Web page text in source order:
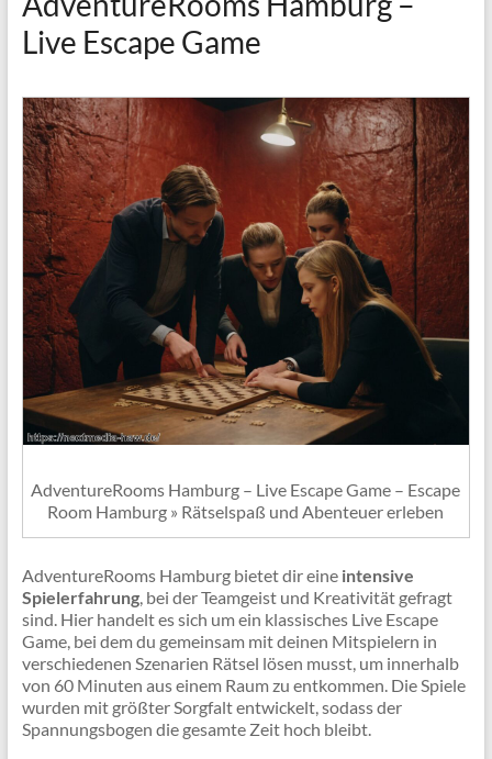
Live Escape Game
AdventureRooms Hamburg – Live Escape Game – Escape
Room Hamburg » Rätselspaß und Abenteuer erleben
AdventureRooms Hamburg bietet dir eine intensive
Spielerfahrung, bei der Teamgeist und Kreativität gefragt
sind. Hier handelt es sich um ein klassisches Live Escape
Game, bei dem du gemeinsam mit deinen Mitspielern in
verschiedenen Szenarien Rätsel lösen musst, um innerhalb
von 60 Minuten aus einem Raum zu entkommen. Die Spiele
wurden mit größter Sorgfalt entwickelt, sodass der
Spannungsbogen die gesamte Zeit hoch bleibt.